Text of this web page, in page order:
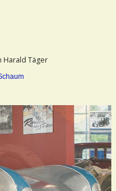
Harald Täger